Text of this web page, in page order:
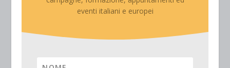
eventi italiani e europei